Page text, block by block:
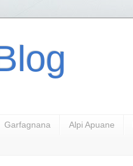
Garfagnana Alpi Apuane